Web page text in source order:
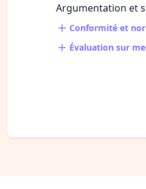
Argumentation et
Conformité et
Évaluation sur